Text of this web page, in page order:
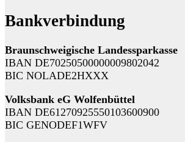
Bankverbindung
Braunschweigische Landessparkasse
IBAN DE70250500000009802042
BIC NOLADE2HXXX
Volksbank eG Wolfenbüttel
IBAN DE61270925550103600900
BIC GENODEF1WFV